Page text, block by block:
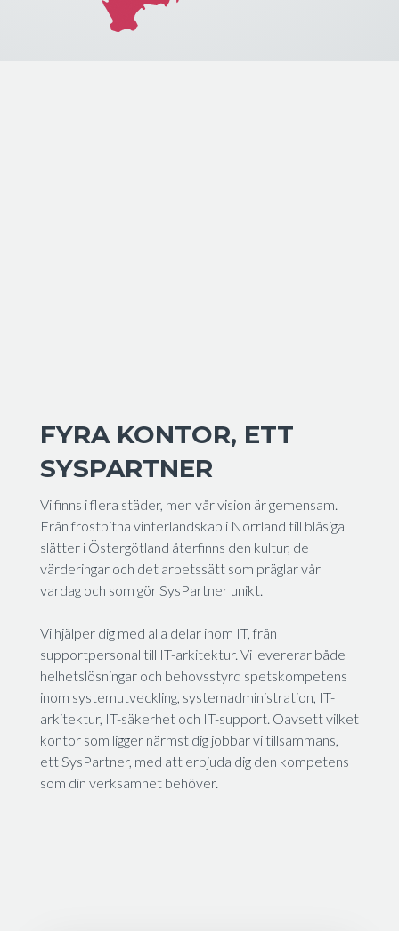
FYRA KONTOR, ETT
SYSPARTNER
Vi finns i flera städer, men vår vision är gemensam.
Från frostbitna vinterlandskap i Norrland till blåsiga
slätter i Östergötland återfinns den kultur, de
värderingar och det arbetssätt som präglar vår
vardag och som gör SysPartner unikt.
Vi hjälper dig med alla delar inom IT, från
supportpersonal till IT-arkitektur. Vi levererar både
helhetslösningar och behovsstyrd spetskompetens
inom systemutveckling, systemadministration, IT-
arkitektur, IT-säkerhet och IT-support. Oavsett vilket
kontor som ligger närmst dig jobbar vi tillsammans,
ett SysPartner, med att erbjuda dig den kompetens
som din verksamhet behöver.